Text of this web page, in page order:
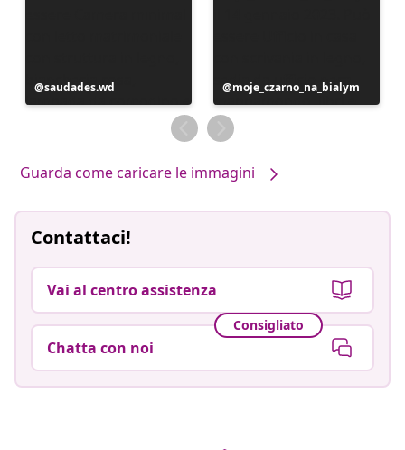
Post
pubblicato
saudades.wd
Post
pubblicato
da
moje_czarno_na_bialym
Guarda come caricare le immagini
Contattaci!
Vai al centro assistenza
Consigliato
Chatta con noi